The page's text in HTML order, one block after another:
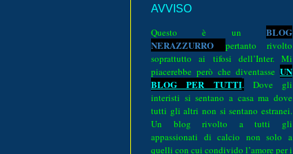
AVVISO
Questo è un BLOG
NERAZZURRO pertanto rivolto
soprattutto ai tifosi dell’Inter. Mi
piacerebbe però che diventasse UN
BLOG PER TUTTI.
Dove gli
interisti si sentano a casa ma dove
tutti gli altri non si sentano estranei.
Un blog rivolto a tutti gli
appassionati di calcio non solo a
quelli con cui condivido l’amore per i